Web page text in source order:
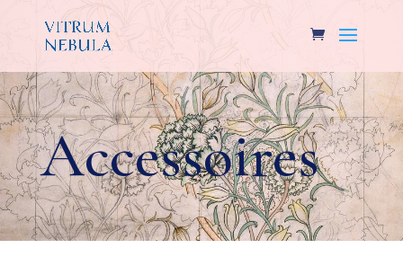
Accessoires